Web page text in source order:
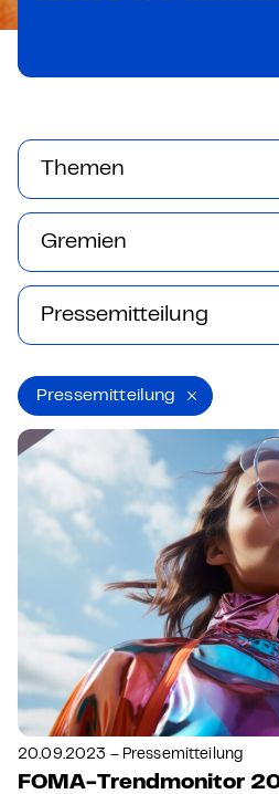
Pressemitteilung
20.09.2023 – Pressemitteilung
FOMA-Trendmonitor